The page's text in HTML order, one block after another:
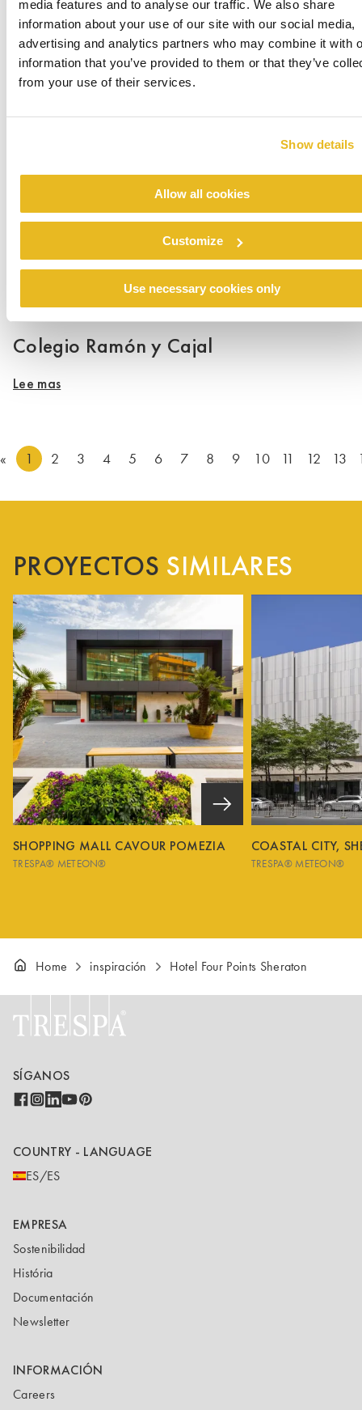
media features and to analyse our traffic. We also share
information about your use of our site with our social media,
advertising and analytics partners who may combine it with
information that you’ve provided to them or that they’ve
from your use of their services.
Show details
Allow all cookies
Customize
Use necessary cookies only
Renovation emergency shelter Stein
Colegio Ramón y Cajal
Lee mas
« 1 2 3 4 5 6 7 8 9 10 11 12 13
PROYECTOS SIMILARES
SHOPPING MALL CAVOUR POMEZIA
TRESPA® METEON®
COASTAL CITY,
TRESPA® METEON®
Home inspiración Hotel Four Points Sheraton
SÍGANOS
COUNTRY - LANGUAGE
ES/ES
EMPRESA
Sostenibilidad
História
Documentación
Newsletter
INFORMACIÓN
Careers